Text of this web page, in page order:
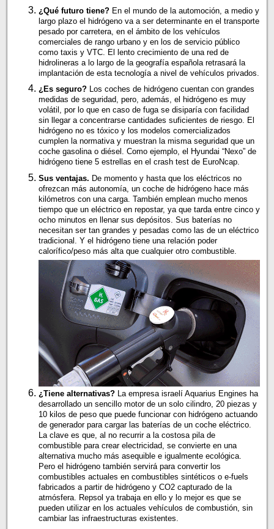
¿Qué futuro tiene?En el mundo de la automoción, a medio y
largo plazo el hidrógeno va a ser determinante en el transporte
pesado por carretera, en el ámbito de los vehículos
comerciales de rango urbano y en los de servicio público
como taxis y VTC. El lento crecimiento de una red de
hidrolineras a lo largo de la geografía española retrasará la
implantación de esta tecnología a nivel de vehículos privados.
¿Es seguro?Los coches de hidrógeno cuentan con grandes
medidas de seguridad, pero, además, el hidrógeno es muy
volátil, por lo que en caso de fuga se disiparía con facilidad
sin llegar a concentrarse cantidades suficientes de riesgo. El
hidrógeno no es tóxico y los modelos comercializados
cumplen la normativa y muestran la misma seguridad que un
coche gasolina o diésel. Como ejemplo, el Hyundai “Nexo” de
hidrógeno tiene 5 estrellas en el crash test de EuroNcap.
Sus ventajas. De momento y hasta que los eléctricos no
ofrezcan más autonomía, un coche de hidrógeno hace más
kilómetros con una carga. También emplean mucho menos
tiempo que un eléctrico en repostar, ya que tarda entre cinco y
ocho minutos en llenar sus depósitos. Sus baterías no
necesitan ser tan grandes y pesadas como las de un eléctrico
tradicional. Y el hidrógeno tiene una relación poder
calorífico/peso más alta que cualquier otro combustible.
¿Tiene alternativas? La empresa israelí Aquarius Engines ha
desarrollado un sencillo motor de un solo cilindro, 20 piezas y
10 kilos de peso que puede funcionar con hidrógeno actuando
de generador para cargar las baterías de un coche eléctrico.
La clave es que, al no recurrir a la costosa pila de
combustible para crear electricidad, se convierte en una
alternativa mucho más asequible e igualmente ecológica.
Pero el hidrógeno también servirá para convertir los
combustibles actuales en combustibles sintéticos o e-fuels
fabricados a partir de hidrógeno y CO2 capturado de la
atmósfera. Repsol ya trabaja en ello y lo mejor es que se
pueden utilizar en los actuales vehículos de combustión, sin
cambiar las infraestructuras existentes.